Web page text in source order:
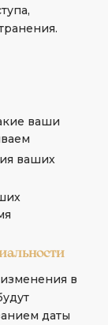
ваши
ваших
в
даты